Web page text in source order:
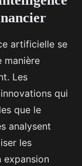
artificielle se
manière
Les
qui
que le
analysent
les
expansion